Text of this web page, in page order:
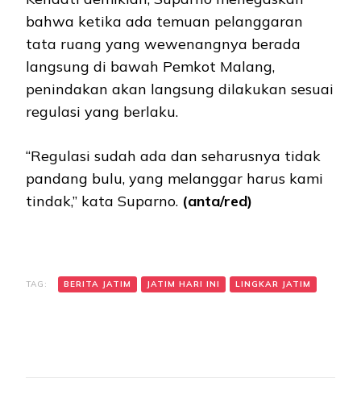
bahwa ketika ada temuan pelanggaran
tata ruang yang wewenangnya berada
langsung di bawah Pemkot Malang,
penindakan akan langsung dilakukan sesuai
regulasi yang berlaku.
“Regulasi sudah ada dan seharusnya tidak
pandang bulu, yang melanggar harus kami
tindak,” kata Suparno. (anta/red)
TAG: BERITA JATIM JATIM HARI INI LINGKAR JATIM